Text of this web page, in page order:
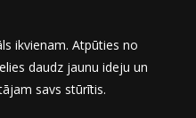
ikvienam. Atpūties no
daudz jaunu ideju un
savs stūrītis.